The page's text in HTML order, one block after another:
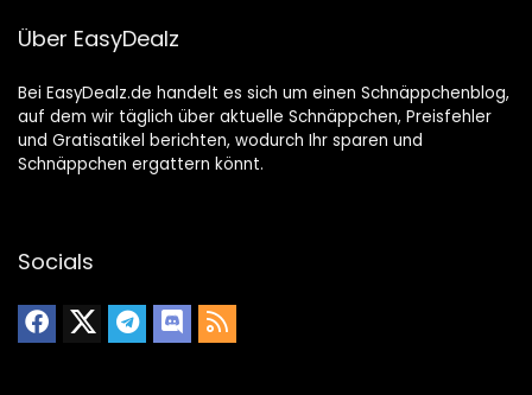
Über EasyDealz
Bei EasyDealz.de handelt es sich um einen Schnäppchenblog,
auf dem wir täglich über aktuelle Schnäppchen, Preisfehler
und Gratisatikel berichten, wodurch Ihr sparen und
Schnäppchen ergattern könnt.
Socials